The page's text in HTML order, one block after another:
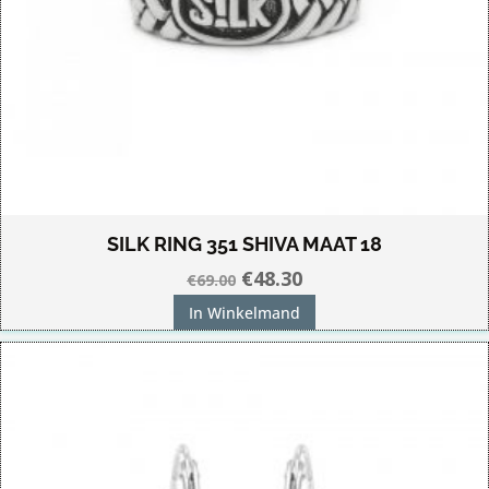
SILK RING 351 SHIVA MAAT 18
€69.00 Oorspronkelijke
prijs
was:
€48.30Huidige
is:
In Winkelmand